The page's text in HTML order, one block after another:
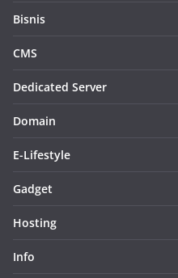
Bisnis
CMS
Dedicated Server
Domain
E-Lifestyle
Gadget
Hosting
Info